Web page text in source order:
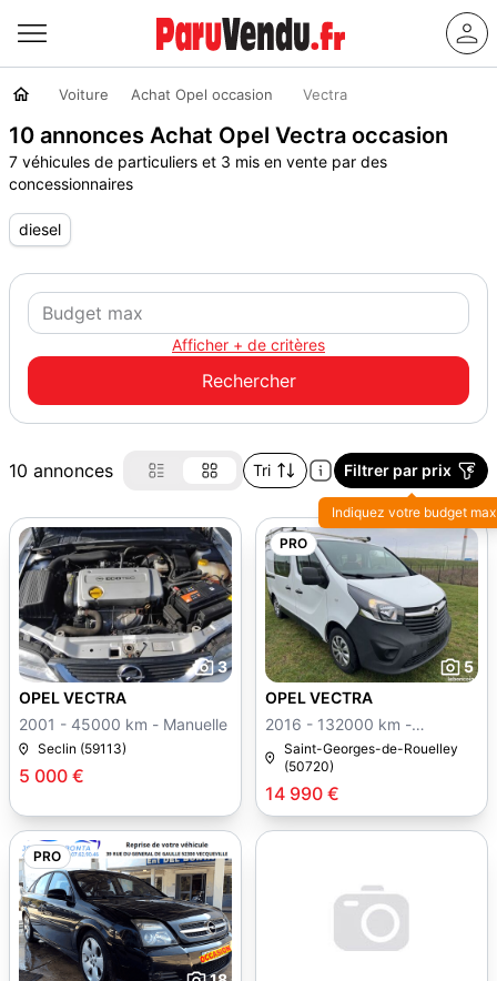
Voiture Achat Opel occasion Vectra
10 annonces Achat Opel Vectra occasion
7 véhicules de particuliers et 3 mis en vente par des
concessionnaires
diesel
Afficher + de critères
10 annonces Tri Filtrer par prix
Indiquez votre budget max
3
5 000 €
OPEL VECTRA
2001 - 45000 km - Manuelle
Seclin (59113)
PRO
5
14 990 €
OPEL VECTRA
2016 - 132000 km -
Manuelle
Saint-Georges-de-Rouelley
(50720)
PRO